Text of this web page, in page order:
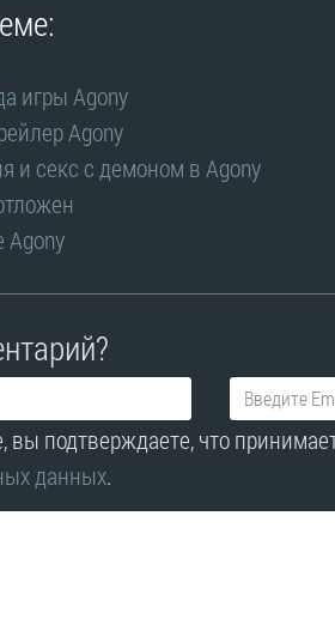
игры Agony
Agony
и секс с демоном в Agony
Agony
вы подтверждаете, что
данных.